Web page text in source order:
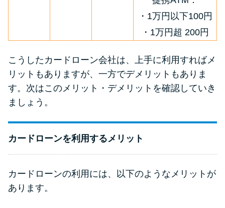
・1万円以下100円
・1万円超 200円
こうしたカードローン会社は、上手に利用すればメ
リットもありますが、一方でデメリットもありま
す。次はこのメリット・デメリットを確認していき
ましょう。
カードローンを利用するメリット
カードローンの利用には、以下のようなメリットが
あります。